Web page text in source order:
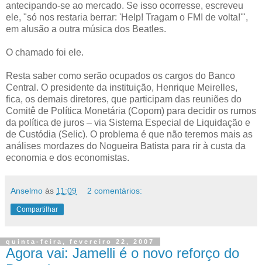
antecipando-se ao mercado. Se isso ocorresse, escreveu
ele, "só nos restaria berrar: 'Help! Tragam o FMI de volta!'",
em alusão a outra música dos Beatles.
O chamado foi ele.
Resta saber como serão ocupados os cargos do Banco
Central. O presidente da instituição, Henrique Meirelles,
fica, os demais diretores, que participam das reuniões do
Comitê de Política Monetária (Copom) para decidir os rumos
da política de juros – via Sistema Especial de Liquidação e
de Custódia (Selic). O problema é que não teremos mais as
análises mordazes do Nogueira Batista para rir à custa da
economia e dos economistas.
Anselmo às 11:09 2 comentários:
Compartilhar
quinta-feira, fevereiro 22, 2007
Agora vai: Jamelli é o novo reforço do